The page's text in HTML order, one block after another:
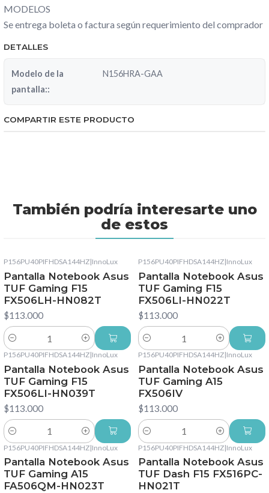
MODELOS
Se entrega boleta o factura según requerimiento del comprador
DETALLES
Modelo de la
pantalla::
N156HRA-GAA
COMPARTIR ESTE PRODUCTO
También podría interesarte uno
de estos
P156PU40PIFHDSA144HZ|InnoLux
Pantalla Notebook Asus
TUF Gaming F15
FX506LH-HN082T
$113.000
Cantidad
P156PU40PIFHDSA144HZ|InnoLux
Pantalla Notebook Asus
TUF Gaming F15
FX506LI-HN022T
$113.000
Cantidad
P156PU40PIFHDSA144HZ|InnoLux
Pantalla Notebook Asus
TUF Gaming F15
FX506LI-HN039T
$113.000
Cantidad
P156PU40PIFHDSA144HZ|InnoLux
Pantalla Notebook Asus
TUF Gaming A15
FX506IV
$113.000
Cantidad
P156PU40PIFHDSA144HZ|InnoLux
Pantalla Notebook Asus
TUF Gaming A15
FA506QM-HN023T
P156PU40PIFHDSA144HZ|InnoLux
Pantalla Notebook Asus
TUF Dash F15 FX516PC-
HN021T